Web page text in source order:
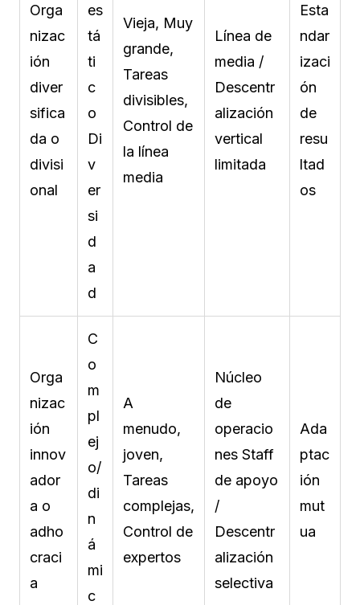
Orga
nizac
ión
diver
sifica
da o
divisi
onal
es
tá
ti
c
o
Di
v
er
si
d
a
d
Vieja, Muy
grande,
Tareas
divisibles,
Control de
la línea
media
Línea de
media /
Descentr
alización
vertical
limitada
Esta
ndar
izaci
ón
de
resu
ltad
os
Orga
nizac
ión
innov
ador
a o
adho
craci
a
C
o
m
pl
ej
o/
di
n
á
mi
c
A
menudo,
joven,
Tareas
complejas,
Control de
expertos
Núcleo
de
operacio
nes Staff
de apoyo
/
Descentr
alización
selectiva
Ada
ptac
ión
mut
ua